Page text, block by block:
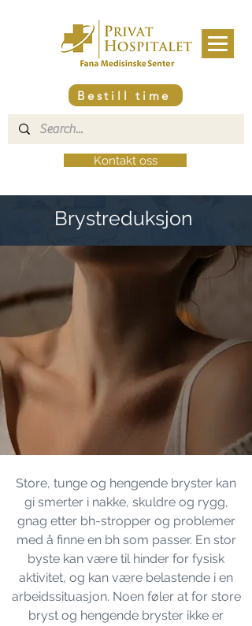
Bestill time
Kontakt oss
Brystreduksjon
Store, tunge og hengende bryster kan
gi smerter i nakke, skuldre og rygg,
gnag etter bh-stropper og problemer
med å finne en bh som passer. En stor
byste kan være til hinder for fysisk
aktivitet, og kan være belastende i en
arbeidssituasjon. Noen føler at for store
bryst og hengende bryster ikke er